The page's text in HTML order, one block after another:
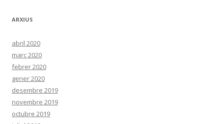
ARXIUS
abril 2020
març 2020
febrer 2020
gener 2020
desembre 2019
novembre 2019
octubre 2019